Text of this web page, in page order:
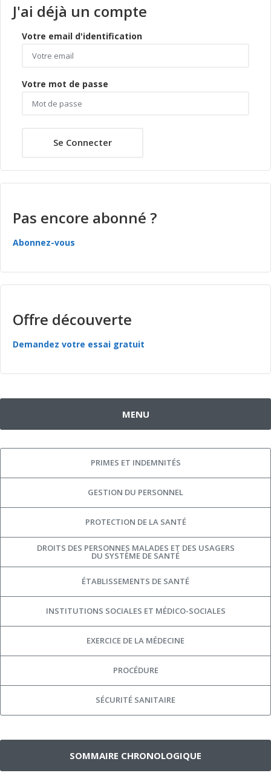
J'ai déjà un compte
Votre email d'identification
Votre mot de passe
Se Connecter
Pas encore abonné ?
Abonnez-vous
Offre découverte
Demandez votre essai gratuit
MENU
PRIMES ET INDEMNITÉS
GESTION DU PERSONNEL
PROTECTION DE LA SANTÉ
DROITS DES PERSONNES MALADES ET DES USAGERS
DU SYSTÈME DE SANTÉ
ÉTABLISSEMENTS DE SANTÉ
INSTITUTIONS SOCIALES ET MÉDICO-SOCIALES
EXERCICE DE LA MÉDECINE
PROCÉDURE
SÉCURITÉ SANITAIRE
SOMMAIRE CHRONOLOGIQUE